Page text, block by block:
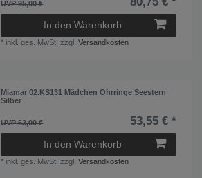
UVP 95,00 €
In den Warenkorb
* inkl. ges. MwSt. zzgl.Versandkosten
Miamar 02.KS131 Mädchen Ohrringe Seestern
Silber
UVP 63,00 € 53,55 € *
In den Warenkorb
* inkl. ges. MwSt. zzgl.Versandkosten